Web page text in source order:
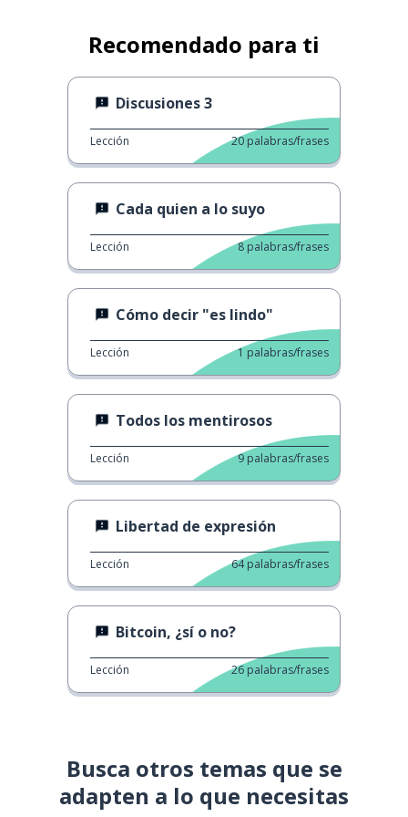
Recomendado para ti
Discusiones 3
Lección 20 palabras/frases
Cada quien a lo suyo
Lección 8 palabras/frases
Cómo decir "es lindo"
Lección 1 palabras/frases
Todos los mentirosos
Lección 9 palabras/frases
Libertad de expresión
Lección 64 palabras/frases
Bitcoin, ¿sí o no?
Lección 26 palabras/frases
Busca otros temas que se
adapten a lo que necesitas